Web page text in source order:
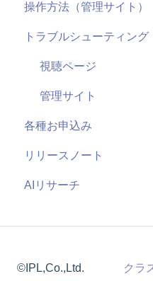
サービス
導入に向けて
サポート
セキュリティ
ライブ配信
ユーザーID
管理機能：管理サイト
アンケート機能
視聴履歴
既存の仕組みと連携
課金機能
全般
用語
システム仕様
お申し込み・導入
操作方法（管理サイト）
はじめに
ライブ配信
ユーザー管理機能
コンテンツ管理機能
管理者機能
トラブルシューティング
視聴ページ
管理サイト
各種お申込み
リリースノート
2026年度
2023年度
AIリサーチ
©IPL,Co.,Ltd. クラ